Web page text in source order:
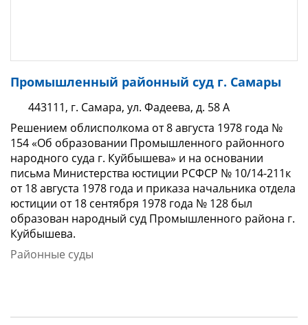
Промышленный районный суд г. Самары
443111, г. Самара, ул. Фадеева, д. 58 А
Решением облисполкома от 8 августа 1978 года №
154 «Об образовании Промышленного районного
народного суда г. Куйбышева» и на основании
письма Министерства юстиции РСФСР № 10/14-211к
от 18 августа 1978 года и приказа начальника отдела
юстиции от 18 сентября 1978 года № 128 был
образован народный суд Промышленного района г.
Куйбышева.
Районные суды